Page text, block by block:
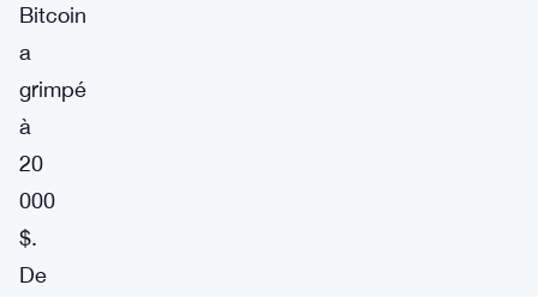
Bitcoin
a
grimpé
à
20
000
$.
De